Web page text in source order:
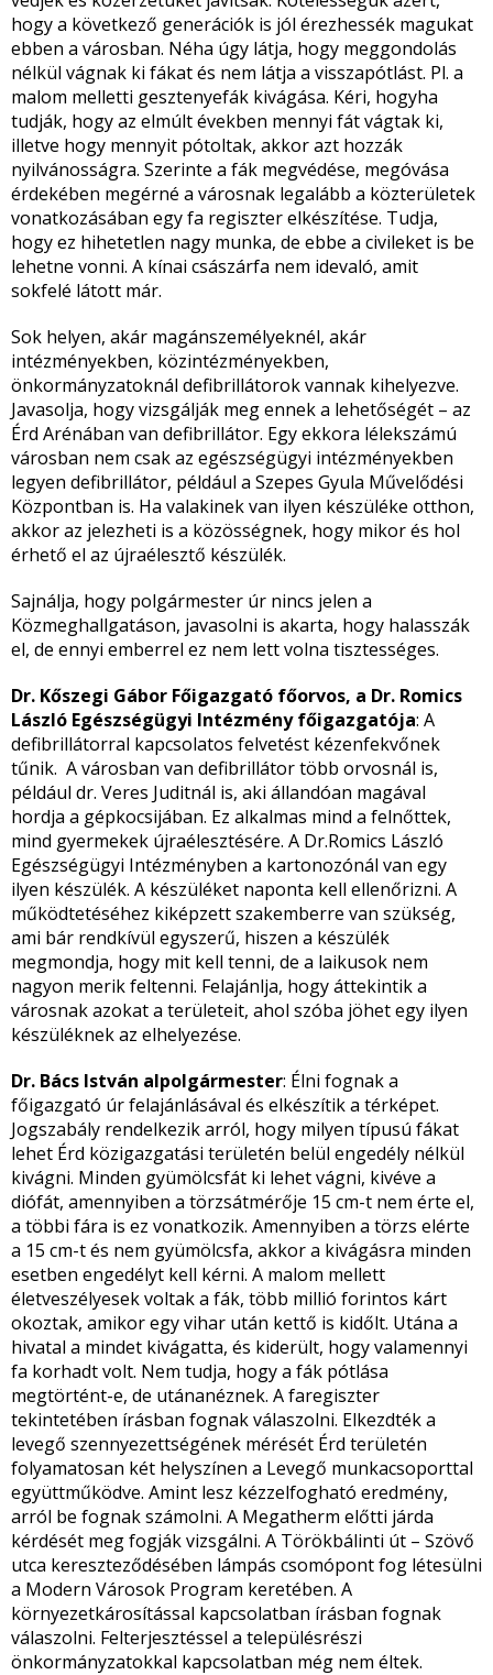
hogy a következő generációk is jól érezhessék magukat
ebben a városban. Néha úgy látja, hogy meggondolás
nélkül vágnak ki fákat és nem látja a visszapótlást. Pl. a
malom melletti gesztenyefák kivágása. Kéri, hogyha
tudják, hogy az elmúlt években mennyi fát vágtak ki,
illetve hogy mennyit pótoltak, akkor azt hozzák
nyilvánosságra. Szerinte a fák megvédése, megóvása
érdekében megérné a városnak legalább a közterületek
vonatkozásában egy fa regiszter elkészítése. Tudja,
hogy ez hihetetlen nagy munka, de ebbe a civileket is be
lehetne vonni. A kínai császárfa nem idevaló, amit
sokfelé látott már.
Sok helyen, akár magánszemélyeknél, akár
intézményekben, közintézményekben,
önkormányzatoknál defibrillátorok vannak kihelyezve.
Javasolja, hogy vizsgálják meg ennek a lehetőségét – az
Érd Arénában van defibrillátor. Egy ekkora lélekszámú
városban nem csak az egészségügyi intézményekben
legyen defibrillátor, például a Szepes Gyula Művelődési
Központban is. Ha valakinek van ilyen készüléke otthon,
akkor az jelezheti is a közösségnek, hogy mikor és hol
érhető el az újraélesztő készülék.
Sajnálja, hogy polgármester úr nincs jelen a
Közmeghallgatáson, javasolni is akarta, hogy halasszák
el, de ennyi emberrel ez nem lett volna tisztességes.
Dr. Kőszegi Gábor Főigazgató főorvos, a Dr. Romics
László Egészségügyi Intézmény főigazgatója: A
defibrillátorral kapcsolatos felvetést kézenfekvőnek
tűnik. A városban van defibrillátor több orvosnál is,
például dr. Veres Juditnál is, aki állandóan magával
hordja a gépkocsijában. Ez alkalmas mind a felnőttek,
mind gyermekek újraélesztésére. A Dr.Romics László
Egészségügyi Intézményben a kartonozónál van egy
ilyen készülék. A készüléket naponta kell ellenőrizni. A
működtetéséhez kiképzett szakemberre van szükség,
ami bár rendkívül egyszerű, hiszen a készülék
megmondja, hogy mit kell tenni, de a laikusok nem
nagyon merik feltenni. Felajánlja, hogy áttekintik a
városnak azokat a területeit, ahol szóba jöhet egy ilyen
készüléknek az elhelyezése.
Dr. Bács István alpolgármester: Élni fognak a
főigazgató úr felajánlásával és elkészítik a térképet.
Jogszabály rendelkezik arról, hogy milyen típusú fákat
lehet Érd közigazgatási területén belül engedély nélkül
kivágni. Minden gyümölcsfát ki lehet vágni, kivéve a
diófát, amennyiben a törzsátmérője 15 cm-t nem érte el,
a többi fára is ez vonatkozik. Amennyiben a törzs elérte
a 15 cm-t és nem gyümölcsfa, akkor a kivágásra minden
esetben engedélyt kell kérni. A malom mellett
életveszélyesek voltak a fák, több millió forintos kárt
okoztak, amikor egy vihar után kettő is kidőlt. Utána a
hivatal a mindet kivágatta, és kiderült, hogy valamennyi
fa korhadt volt. Nem tudja, hogy a fák pótlása
megtörtént-e, de utánanéznek. A faregiszter
tekintetében írásban fognak válaszolni. Elkezdték a
levegő szennyezettségének mérését Érd területén
folyamatosan két helyszínen a Levegő munkacsoporttal
együttműködve. Amint lesz kézzelfogható eredmény,
arról be fognak számolni. A Megatherm előtti járda
kérdését meg fogják vizsgálni. A Törökbálinti út – Szövő
utca kereszteződésében lámpás csomópont fog létesülni
a Modern Városok Program keretében. A
környezetkárosítással kapcsolatban írásban fognak
válaszolni. Felterjesztéssel a településrészi
önkormányzatokkal kapcsolatban még nem éltek.